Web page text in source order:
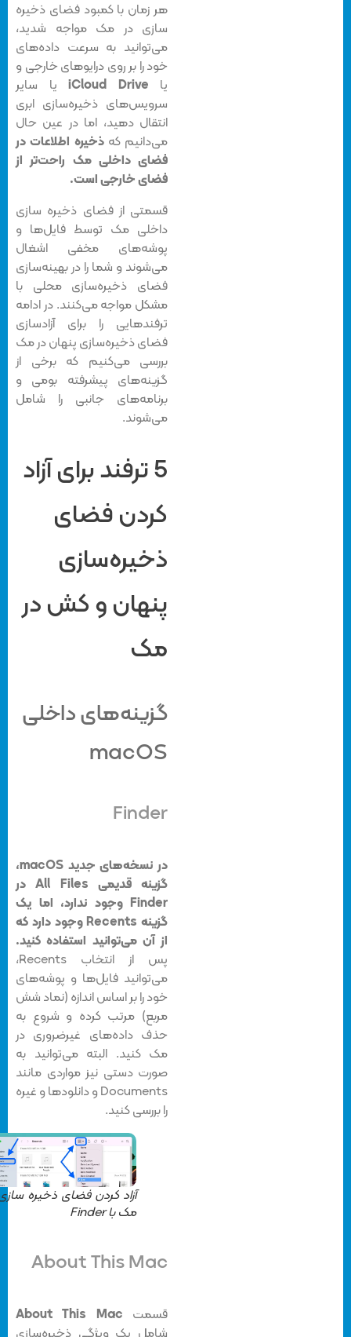
هر زمان با کمبود فضای ذخیره
‌سازی در مک مواجه شدید،
می‌توانید به سرعت داده‌های
خود را بر روی درایوهای خارجی و
iCloud Driveیا سایر
سرویس‌های ذخیره‌سازی ابری
انتقال دهید، اما در عین حال
می‌دانیم کهذخیره اطلاعات در
فضای داخلی مک راحت‌تر از
فضای خارجی است.
قسمتی از فضای ذخیره سازی
داخلی مک توسط فایل‌ها و
پوشه‌های مخفی اشغال
می‌شوند و شما را در بهینه‌سازی
فضای ذخیره‌سازی محلی با
مشکل مواجه می‌کنند. در ادامه
ترفندهایی را برای آزادسازی
فضای ذخیره‌سازی پنهان در مک
بررسی می‌کنیم که برخی از
گزینه‌های پیشرفته بومی و
برنامه‌های جانبی را شامل
می‌شوند.
5 ترفند برای آزاد
کردن فضای
ذخیره‌سازی
پنهان و کش در
مک
گزینه‌های داخلی
macOS
Finder
در نسخه‌های جدید macOS،
گزینه قدیمی All Files در
Finder وجود ندارد، اما یک
گزینه Recents وجود دارد که
از آن می‌توانید استفاده کنید.
پس از انتخاب Recents،
می‌توانید فایل‌ها و پوشه‌های
خود را بر اساس اندازه (نماد شش
مربع) مرتب کرده و شروع به
حذف داده‌های غیرضروری در
مک کنید. البته می‌توانید به
صورت دستی نیز مواردی مانند
Documents و دانلودها و غیره
را بررسی کنید.
آزاد کردن فضای ذخیره سازی در
مک با Finder
About This Mac
قسمتAbout This Mac